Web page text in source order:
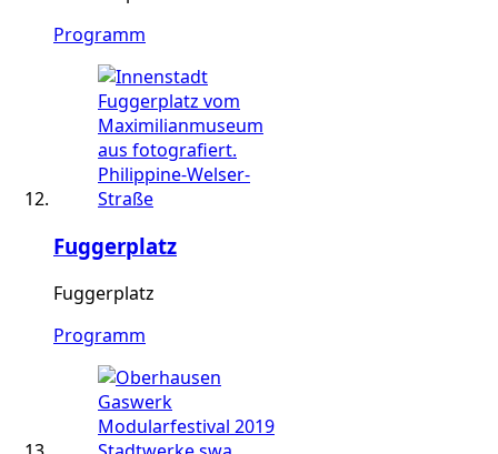
Programm
Fuggerplatz
Fuggerplatz
Programm